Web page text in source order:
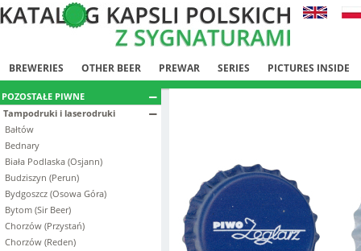
BREWERIES OTHER BEER PREWAR SERIES PICTURES INSIDE
POZOSTAŁE PIWNE
Tampodruki i laserodruki
Bałtów
Bednary
Biała Podlaska (Osjann)
Budziszyn (Perun)
Bydgoszcz (Osowa Góra)
Bytom (Sir Beer)
Chorzów (Przystań)
Chorzów (Reden)